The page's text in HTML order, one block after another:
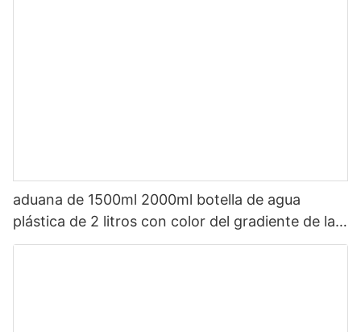
aduana de 1500ml 2000ml botella de agua
plástica de 2 litros con color del gradiente de la
paja con épocas de beber